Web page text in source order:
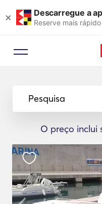
× Descarregue a
Reserve mais
Pesquisa
O preço inclui